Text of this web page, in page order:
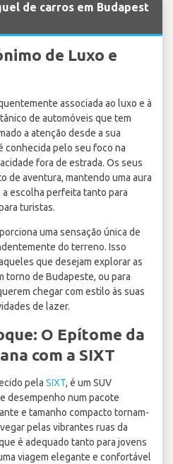
de carros em Budapest
de Luxo e
associada ao luxo e à
de automóveis que tem
a atenção desde a sua
conhecida pelo seu foco na
fora de estrada. Os seus
de aventura, mantendo uma aura
escolha perfeita tanto para
turistas.
uma sensação única de
do terreno. Isso
que desejam explorar as
torno de Budapeste, ou para
chegar com estilo às suas
de lazer.
O Epítome da
com a SIXT
pela SIXT, é um SUV
desempenho num pacote
e tamanho compacto tornam-
pelas vibrantes ruas da
é adequado tanto para jovens
viagem elegante e confortável